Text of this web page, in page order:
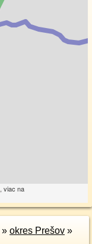
, viac na
» okres Prešov »